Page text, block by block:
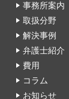
事務所案内
取扱分野
解決事例
弁護士紹介
費用
コラム
お知らせ